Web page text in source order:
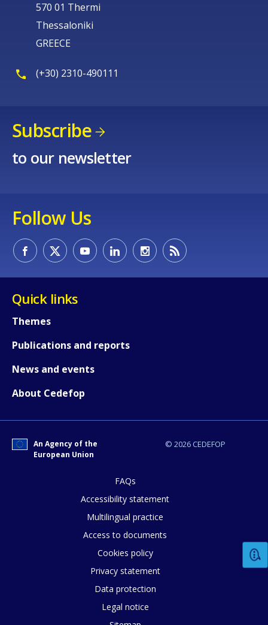
570 01 Thermi
Thessaloniki
GREECE
(+30) 2310-490111
Subscribe
to our newsletter
Follow Us
Quick links
Themes
Publications and reports
News and events
About Cedefop
© 2026 CEDEFOP
An Agency of the
European Union
FAQs
Accessibility statement
Multilingual practice
Access to documents
Cookies policy
Privacy statement
Data protection
Legal notice
Any additional comments or
page?
E-mail (optional)